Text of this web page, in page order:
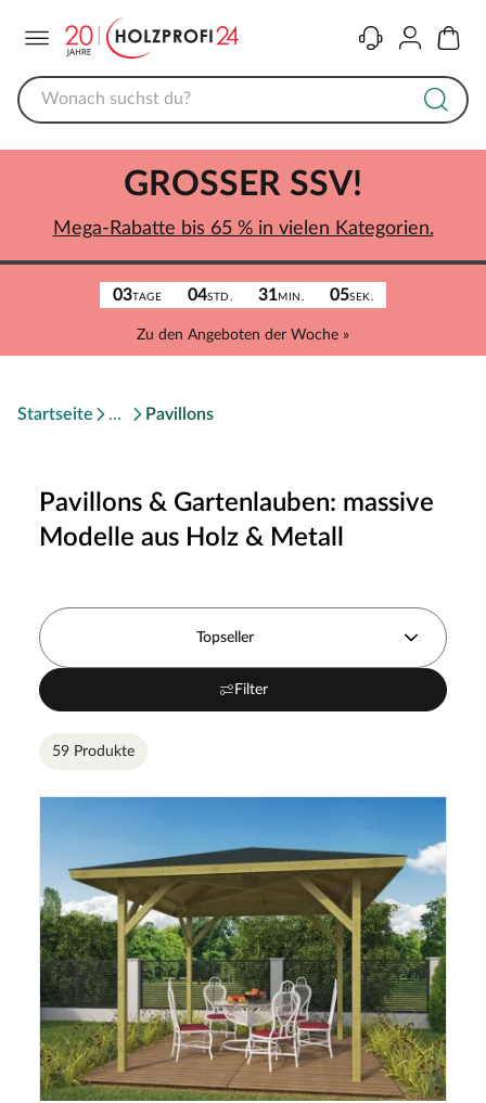
KontaktKonto
03TAGE 04STD. 31MIN. 05SEK.
Zu den Angeboten der Woche »
GROSSER SSV!
Mega-Rabatte bis 65 % in vielen Kategorien.
Startseite Pavillons
Pavillons & Gartenlauben: massive
Modelle aus Holz & Metall
Topseller
Filter
59 Produkte